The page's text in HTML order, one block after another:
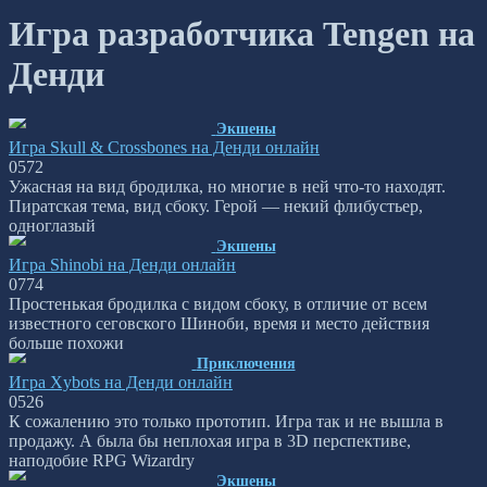
Игра разработчика Tengen на
Денди
Экшены
Игра Skull & Crossbones на Денди онлайн
0572
Ужасная на вид бродилка, но многие в ней что-то находят.
Пиратская тема, вид сбоку. Герой — некий флибустьер,
одноглазый
Экшены
Игра Shinobi на Денди онлайн
0774
Простенькая бродилка с видом сбоку, в отличие от всем
известного сеговского Шиноби, время и место действия
больше похожи
Приключения
Игра Xybots на Денди онлайн
0526
К сожалению это только прототип. Игра так и не вышла в
продажу. А была бы неплохая игра в 3D перспективе,
наподобие RPG Wizardry
Экшены